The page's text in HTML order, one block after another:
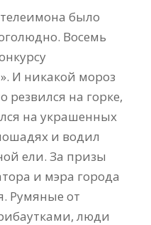
было
Восемь
И никакой мороз
резвился на горке,
на украшенных
и водил
ели. За призы
и мэра города
Румяные от
люди